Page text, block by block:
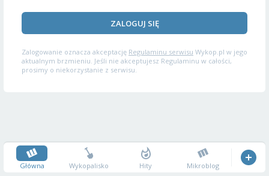
ZALOGUJ SIĘ
Zalogowanie oznacza akceptację Regulaminu serwisu Wykop.pl w jego
aktualnym brzmieniu. Jeśli nie akceptujesz Regulaminu w całości,
prosimy o niekorzystanie z serwisu.
Główna Wykopalisko Hity Mikroblog